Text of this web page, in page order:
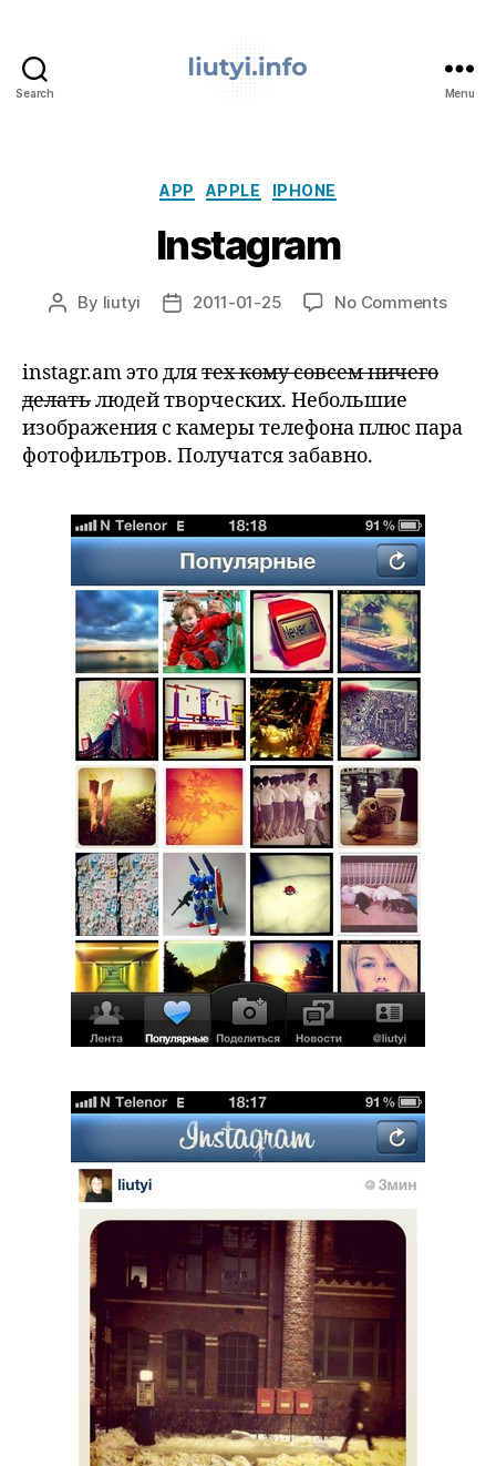
Search Menu
Categories
APP APPLE IPHONE
Instagram
Post
By liutyi
Post2011-01-25 No Commentson
instagr.am это длятех кому совсем ничего
делатьлюдей творческих. Небольшие
изображения с камеры телефона плюс пара
фотофильтров. Получатся забавно.